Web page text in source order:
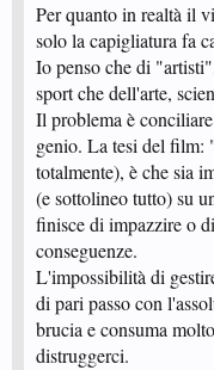
Per quanto in realtà il
solo la capigliatura fa
Io penso che di
sport che dell'arte,
Il problema è
genio. La tesi del film:
totalmente), è che sia
(e sottolineo tutto) su
finisce di impazzire o
conseguenze.
L'impossibilità di
di pari passo con
brucia e consuma
distruggerci.